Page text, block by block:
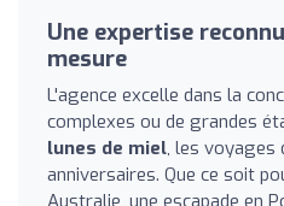
Une expertise
mesure
L'agence excelle dans la
complexes ou de grandes
lunes de miel, les voyages
anniversaires. Que ce soit
Australie, une escapade en